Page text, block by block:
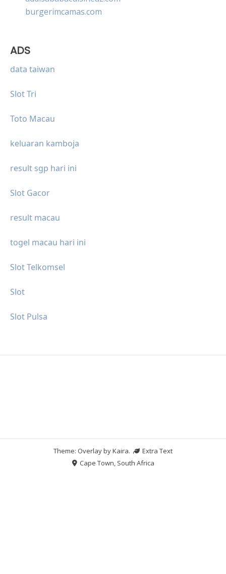
burgerimcamas.com
ADS
data taiwan
Slot Tri
Toto Macau
keluaran kamboja
result sgp hari ini
Slot Gacor
result macau
togel macau hari ini
Slot Telkomsel
Slot
Slot Pulsa
Theme: Overlay byKaira.
Extra Text
Cape Town, South Africa